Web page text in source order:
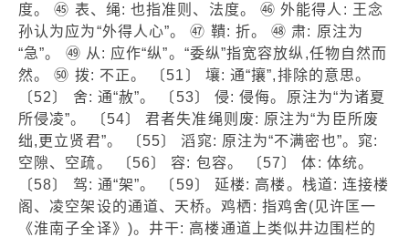
度。 ㊺ 表、绳: 也指准则、法度。 ㊻ 外能得人: 王念
孙认为应为“外得人心”。 ㊼ 鞼: 折。 ㊽ 肃: 原注为
“急”。 ㊾ 从: 应作“纵”。“委纵”指宽容放纵,任物自然而
然。 ㊿ 拨: 不正。 〔51〕 壤: 通“攘”,排除的意思。
〔52〕 舍: 通“赦”。 〔53〕 侵: 侵侮。原注为“为诸夏
所侵凌”。 〔54〕 君者失准绳则废: 原注为“为臣所废
绌,更立贤君”。 〔55〕 滔窕: 原注为“不满密也”。窕:
空隙、空疏。 〔56〕 容: 包容。 〔57〕 体: 体统。
〔58〕 驾: 通“架”。 〔59〕 延楼: 高楼。栈道: 连接楼
阁、凌空架设的通道、天桥。鸡栖: 指鸡舍(见许匡一
《淮南子全译》)。井干: 高楼通道上类似井边围栏的